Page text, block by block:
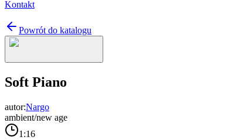
Kontakt
Powrót do katalogu
Soft Piano
autor:Nargo
ambient/new age
1:16